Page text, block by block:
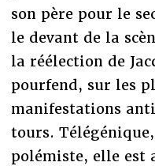
son père pour le
le devant de la
la réélection de
pourfend, sur les
manifestations
tours.
polémiste, elle est